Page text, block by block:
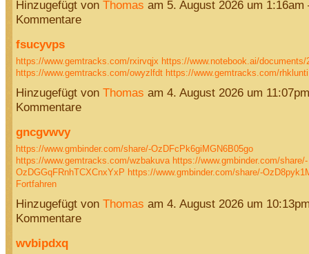
Hinzugefügt von Thomas am 5. August 2026 um
Kommentare
fsucyvps
https://www.gemtracks.com/rxirvqjx https://www.notebook.ai/documents/
https://www.gemtracks.com/owyzlfdt https://www.gemtracks.com/
Hinzugefügt von Thomas am 4. August 2026 um
Kommentare
gncgvwvy
https://www.gmbinder.com/share/-OzDFcPk6giMGN6B05go
https://www.gemtracks.com/wzbakuva https://www.gmbinder.com/share/-
OzDGGqFRnhTCXCnxYxP https://www.gmbinder.com/share/-
Fortfahren
Hinzugefügt von Thomas am 4. August 2026 um
Kommentare
wvbipdxq